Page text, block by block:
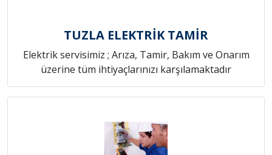
TUZLA ELEKTRİK TAMİR
Elektrik servisimiz ; Arıza, Tamir, Bakım ve Onarım
üzerine tüm ihtiyaçlarınızı karşılamaktadır